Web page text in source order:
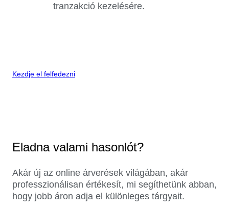
tranzakció kezelésére.
Kezdje el felfedezni
Eladna valami hasonlót?
Akár új az online árverések világában, akár
professzionálisan értékesít, mi segíthetünk abban,
hogy jobb áron adja el különleges tárgyait.